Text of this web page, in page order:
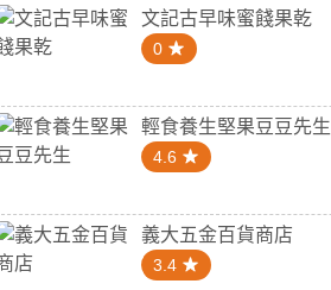
文記古早味蜜餞果乾
0
輕食養生堅果豆豆先生
4.6
義大五金百貨商店
3.4